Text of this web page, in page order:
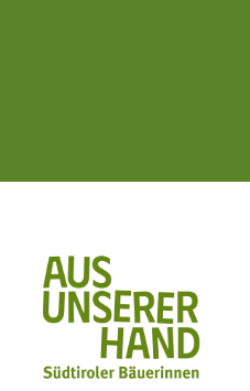
wachsen - leben
für die bäuerliche Familie
Aus unserer Hand